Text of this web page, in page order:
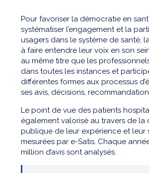
Pour favoriser la démocratie en
systématiser l’engagement et la
usagers dans le système de santé,
à faire entendre leur voix en son
au même titre que les
dans toutes les instances et
différentes formes aux processus
ses avis, décisions,
Le point de vue des patients
également valorisé au travers de la
publique de leur expérience et leur
mesurées par e-Satis. Chaque
million d’avis sont analysés.